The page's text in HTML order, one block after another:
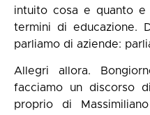
intuito cosa e quanto
termini di educazione.
parliamo di aziende:
Allegri allora.
facciamo un discorso
proprio di